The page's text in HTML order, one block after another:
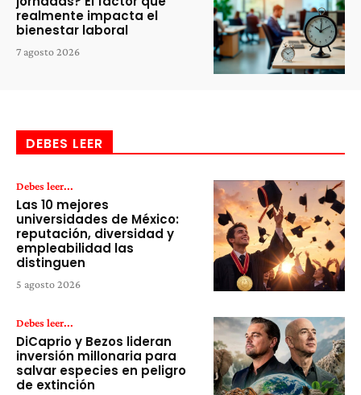
realmente impacta el
bienestar laboral
7 agosto 2026
DEBES LEER
Debes leer...
Las 10 mejores
universidades de México:
reputación, diversidad y
empleabilidad las
distinguen
5 agosto 2026
Debes leer...
DiCaprio y Bezos lideran
inversión millonaria para
salvar especies en peligro
de extinción